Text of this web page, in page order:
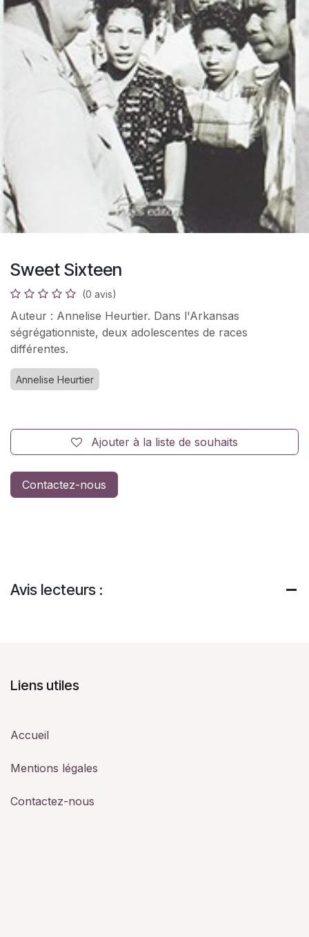
Sweet Sixteen
(0 avis)
Auteur : Annelise Heurtier. Dans l'Arkansas
ségrégationniste, deux adolescentes de races
différentes.
Annelise Heurtier
Ajouter à la liste de souhaits
Contactez-nous
Avis lecteurs :
Liens utiles
Accueil
Mentions légales
Contactez-nous